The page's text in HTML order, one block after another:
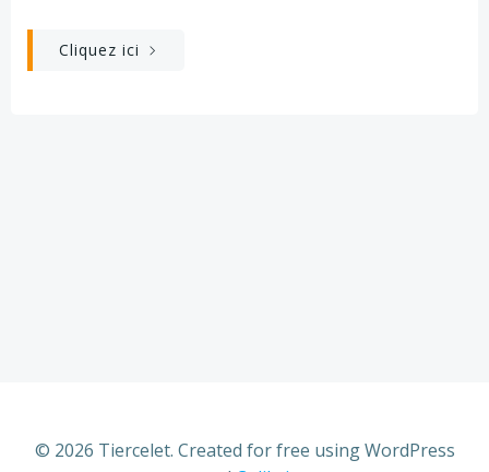
Cliquez ici
© 2026 Tiercelet. Created for free using WordPress